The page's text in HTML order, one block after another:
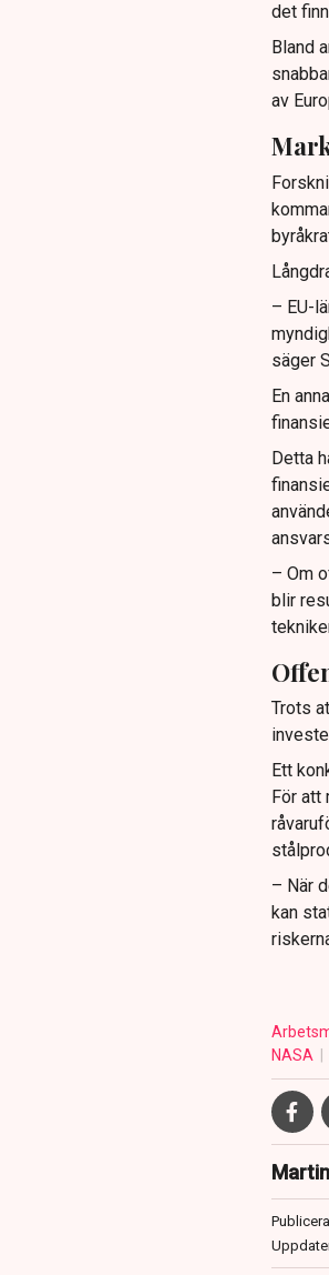
det
Bland
av
– EU-
säger
En
Detta
– Om
blir
Trots
Ett
För att
– När
kan
NASA